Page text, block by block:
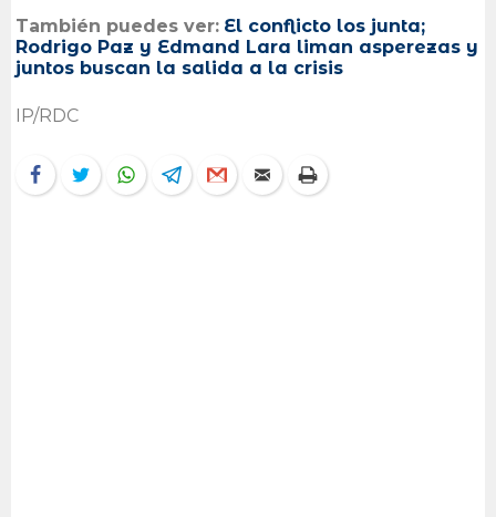
También puedes ver: El conflicto los junta;
Rodrigo Paz y Edmand Lara liman asperezas y
juntos buscan la salida a la crisis
IP/RDC